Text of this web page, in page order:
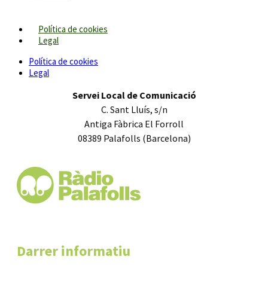
Política de cookies
Legal
Política de cookies
Legal
Servei Local de Comunicació
C. Sant Lluís, s/n
Antiga Fàbrica El Forroll
08389 Palafolls (Barcelona)
Darrer informatiu